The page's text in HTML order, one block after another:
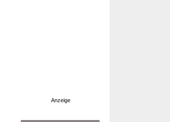
Anzeige